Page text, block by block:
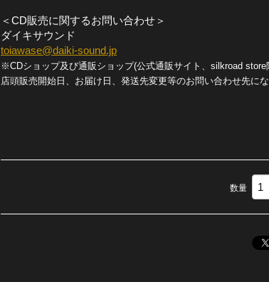
＜CD販売に関するお問い合わせ＞
ダイキサウンド
toiawase@daiki-sound.jp
※CDショップ及び通販ショップ(公式通販サイト、silkroad store
店頭販売開始日、お届け日、発送先変更等のお問い合わせ先にな
数量